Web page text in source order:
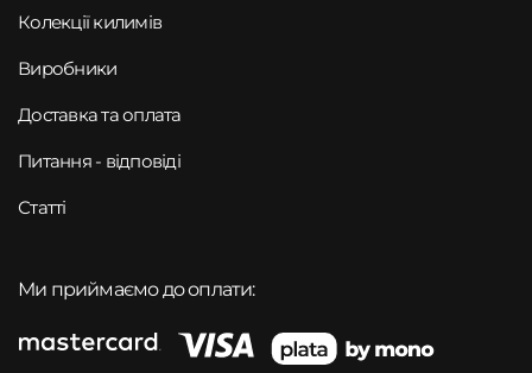
Колекції килимів
Виробники
Доставка та оплата
Питання - відповіді
Статті
Ми приймаємо до оплати: